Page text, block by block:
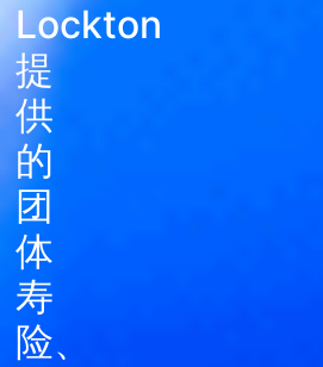
Lockton
提
供
的
团
体
寿
险、